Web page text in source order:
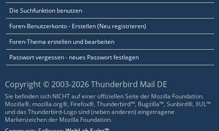
Die Suchfunktion benutzen
Foren-Benutzerkonto - Erstellen (Neu registrieren)
Foren-Thema erstellen und bearbeiten
Passwort vergessen - neues Passwort festlegen
Copyright © 2003-2026 Thunderbird Mail DE
Sie befinden sich NICHT auf einer offiziellen Seite der Mozilla Foundation.
Mozilla®, mozilla.org®, Firefox®, Thunderbird™, Bugzilla™, Sunbird®, XUL™
und das Thunderbird-Logo sind (neben anderen) eingetragene
Markenzeichen der Mozilla Foundation.